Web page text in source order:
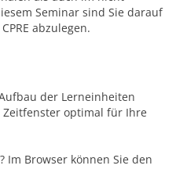
Seminar sind Sie darauf
abzulegen.
der Lerneinheiten
Zeitfenster optimal für Ihre
Im Browser können Sie den